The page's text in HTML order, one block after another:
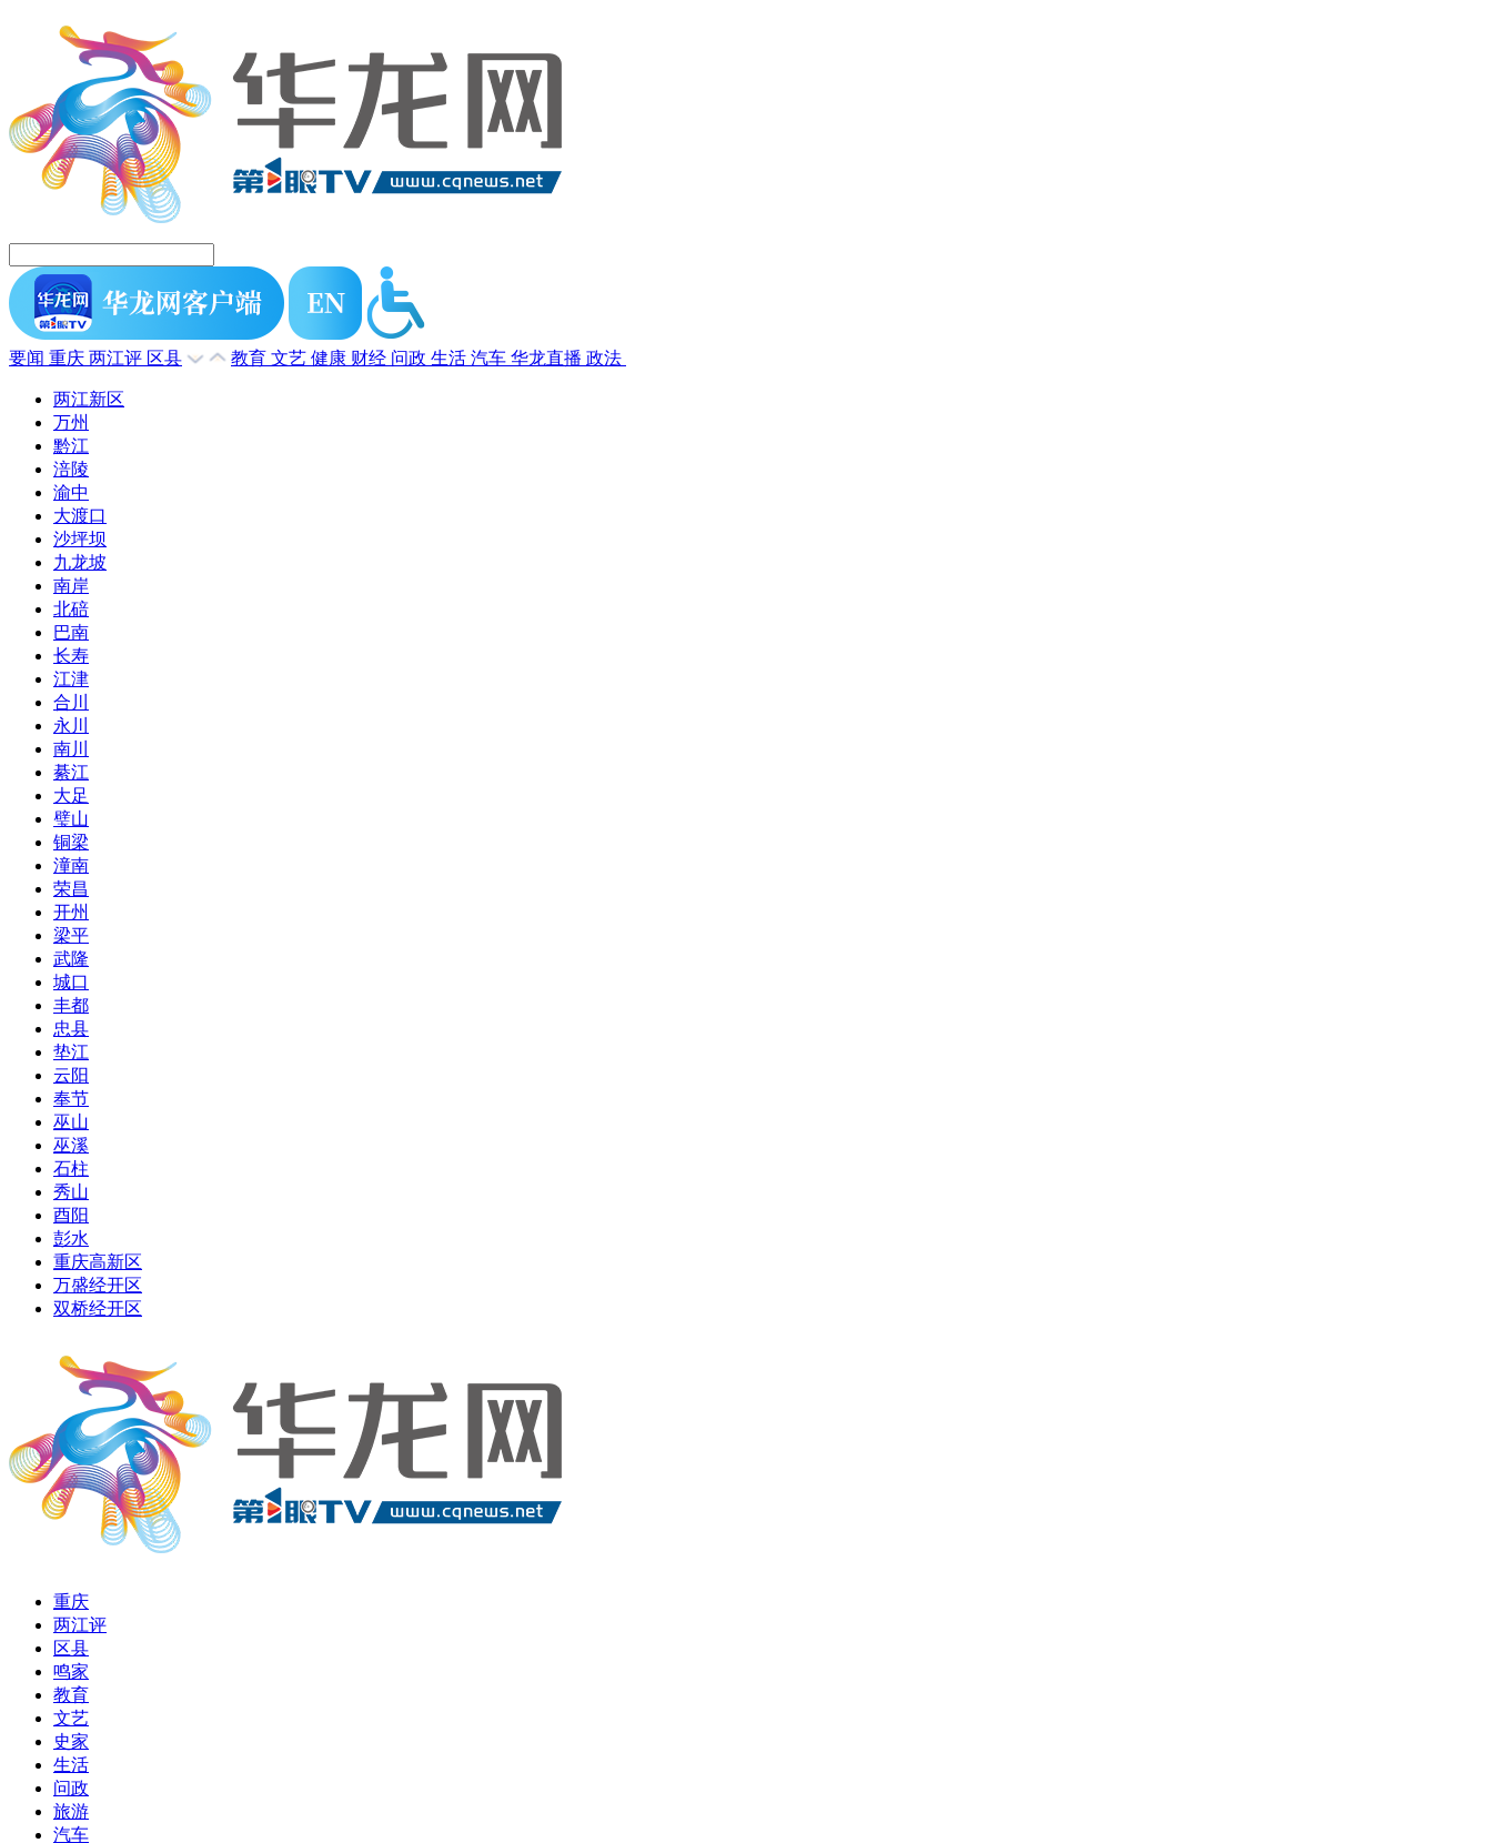
要闻 重庆 两江评 区县 教育 文艺 健康 财经 问政 生活 汽车 华龙直播 政法
两江新区
万州
黔江
涪陵
渝中
大渡口
沙坪坝
九龙坡
南岸
北碚
巴南
长寿
江津
合川
永川
南川
綦江
大足
璧山
铜梁
潼南
荣昌
开州
梁平
武隆
城口
丰都
忠县
垫江
云阳
奉节
巫山
巫溪
石柱
秀山
酉阳
彭水
重庆高新区
万盛经开区
双桥经开区
重庆
两江评
区县
鸣家
教育
文艺
史家
生活
问政
旅游
汽车